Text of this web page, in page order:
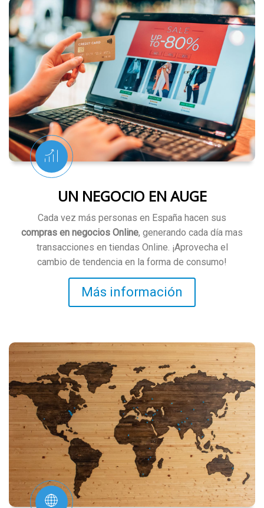
UN NEGOCIO EN AUGE
Cada vez más personas en España hacen sus
compras en negocios Online, generando cada día mas
transacciones en tiendas Online. ¡Aprovecha el
cambio de tendencia en la forma de consumo!
Más información